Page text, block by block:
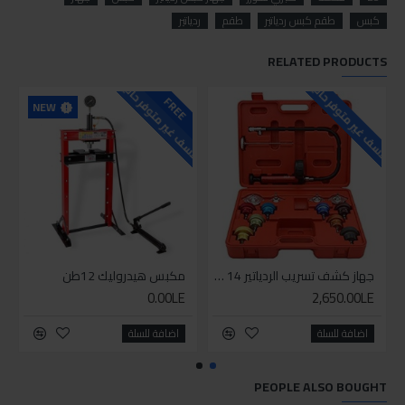
كبس
طقم كبس ردياتير طقم ردياتير
RELATED PRODUCTS
للاسف غير متوفر حاليا
جهاز كشف تسريب الردياتير 14 قطعة
2,650.00LE
اضافة للسلة
NEW FREE
للاسف غير متوفر حاليا
مكبس هيدروليك 12طن
0.00LE
اضافة للسلة
PEOPLE ALSO BOUGHT